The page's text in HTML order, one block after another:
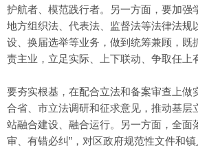
护航者、模范践行者。另一方面，要加强
地方组织法、代表法、监督法等法律法规
设、换届选举等业务，做到统筹兼顾，既
责主业，立足实际、上下联动、争取任上
要夯实根基，在配合立法和备案审查上做
合省、市立法调研和征求意见，推动基层
站融合建设、融合运行。另一方面，全面
审、有错必纠”，对区政府规范性文件和